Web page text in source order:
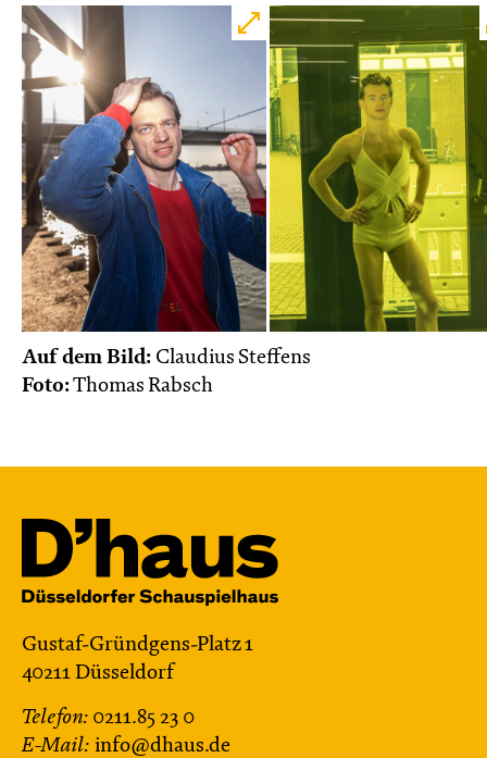
Auf dem Bild: Claudius Steffens
Foto:Thomas Rabsch
Gustaf-Gründgens-Platz 1
40211 Düsseldorf
Telefon: 0211.85 23 0
E-Mail: info@dhaus.de